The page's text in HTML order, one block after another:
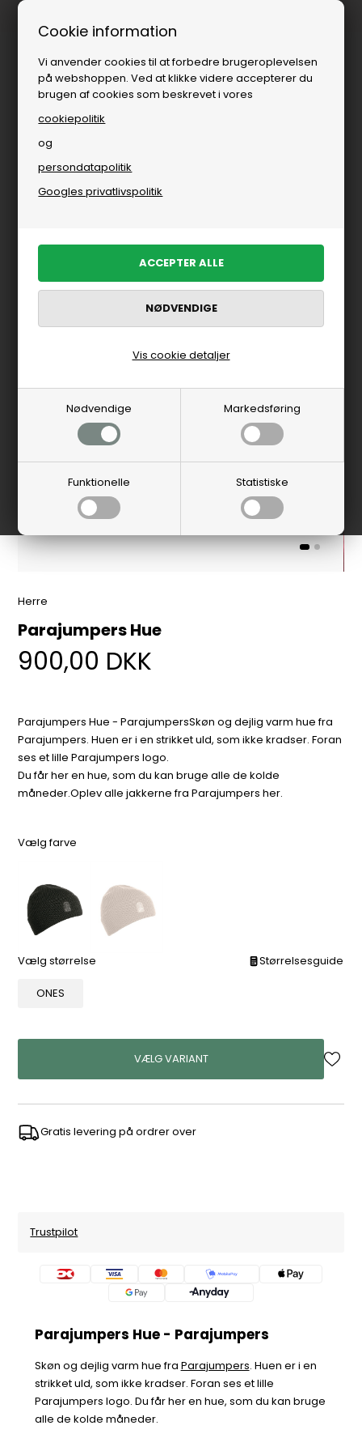
Cookie information
Vi anvender cookies til at forbedre brugeroplevelsen
på webshoppen. Ved at klikke videre accepterer du
brugen af cookies som beskrevet i vores
cookiepolitik
og
persondatapolitik
Googles privatlivspolitik
Nødvendige Markedsføring
Funktionelle Statistiske
Vis cookie detaljer
Herre
Parajumpers Hue
900,00 DKK
Parajumpers Hue - ParajumpersSkøn og dejlig varm hue fra
Parajumpers. Huen er i en strikket uld, som ikke kradser. Foran
ses et lille Parajumpers logo.
Du får her en hue, som du kan bruge alle de kolde
måneder.Oplev alle jakkerne fra Parajumpers her.
Vælg farve
Vælg størrelse Størrelsesguide
ONES
VÆLG VARIANT
Gratis levering på ordrer over
Trustpilot
Parajumpers Hue - Parajumpers
Skøn og dejlig varm hue fra Parajumpers. Huen er i en
strikket uld, som ikke kradser. Foran ses et lille
Parajumpers logo. Du får her en hue, som du kan bruge
alle de kolde måneder.